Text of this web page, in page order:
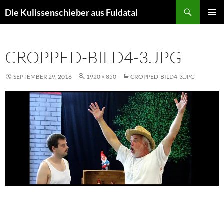
Inhalt
Die Kulissenschieber aus Fuldatal
CROPPED-BILD4-3.JPG
SEPTEMBER 29, 2016 1920 × 850 CROPPED-BILD4-3.JPG